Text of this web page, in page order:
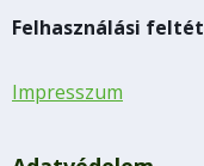
Felhasználási
Impresszum